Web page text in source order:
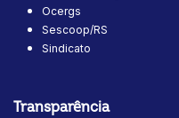
Ocergs
Sescoop/RS
Sindicato
Transparência